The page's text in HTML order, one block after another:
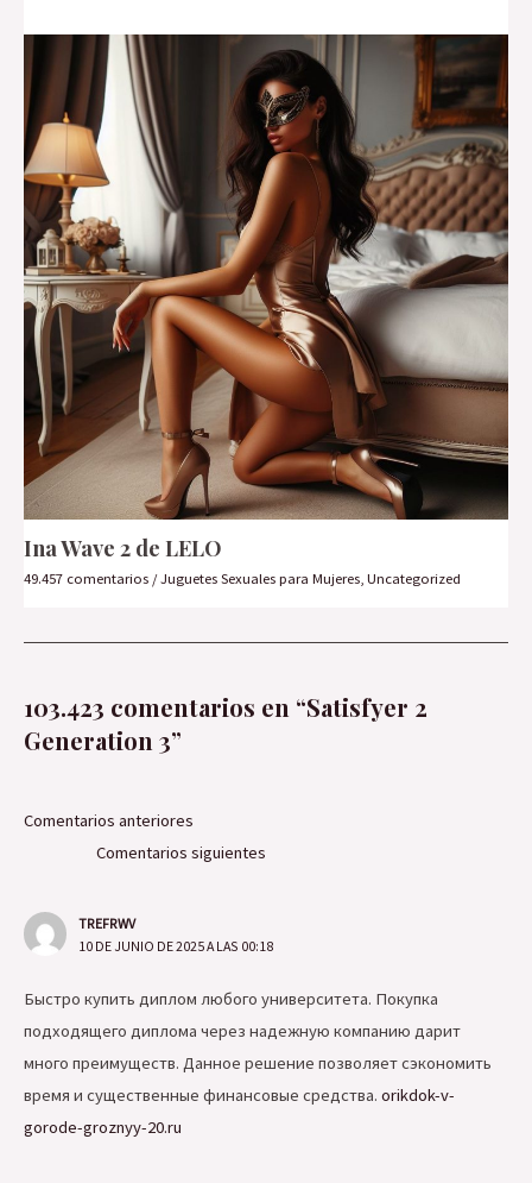
Ina Wave 2 de LELO
49.457 comentarios /Juguetes Sexuales para Mujeres Uncategorized
103.423 comentarios en “Satisfyer 2
Generation 3”
Comentarios
siguientes
Comentarios anteriores
Comentarios siguientes
TREFRWV
10 DE JUNIO DE 2025 A LAS 00:18
Быстро купить диплом любого университета. Покупка
подходящего диплома через надежную компанию дарит
много преимуществ. Данное решение позволяет сэкономить
время и существенные финансовые средства. orikdok-v-
gorode-groznyy-20.ru